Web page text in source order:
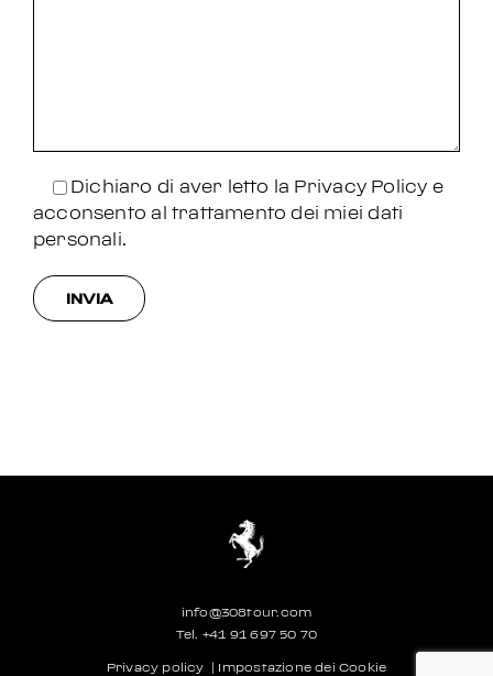
Dichiaro di aver letto la Privacy Policy e
acconsento al trattamento dei miei dati
personali.
info@308tour.com
Tel. +41 91 697 50 70
Privacy policy Impostazione dei Cookie